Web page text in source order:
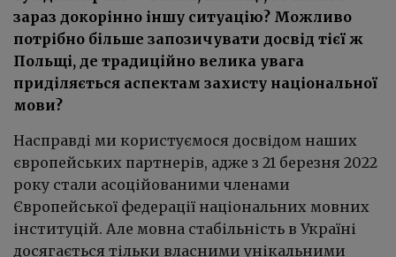
зараз докорінно іншу ситуацію? Можливо
потрібно більше запозичувати досвід тієї ж
Польщі, де традиційно велика увага
приділяється аспектам захисту національної
мови?
Насправді ми користуємося досвідом наших
європейських партнерів, адже з 21 березня 2022
року стали асоційованими членами
Європейської федерації національних мовних
інституцій. Але мовна стабільність в Україні
досягається тільки власними унікальними